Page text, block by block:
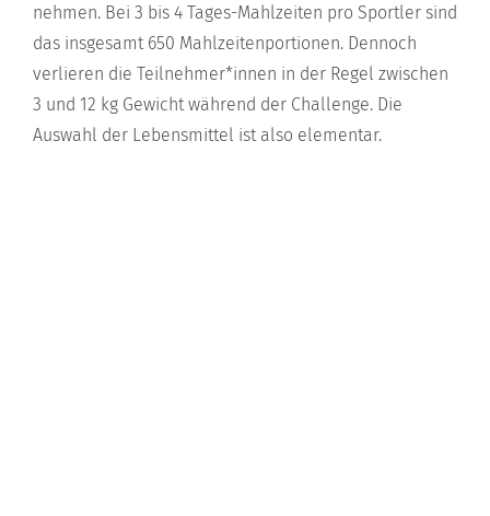
nehmen. Bei 3 bis 4 Tages-Mahlzeiten pro Sportler sind
das insgesamt 650 Mahlzeitenportionen. Dennoch
verlieren die Teilnehmer*innen in der Regel zwischen
3 und 12 kg Gewicht während der Challenge. Die
Auswahl der Lebensmittel ist also elementar.